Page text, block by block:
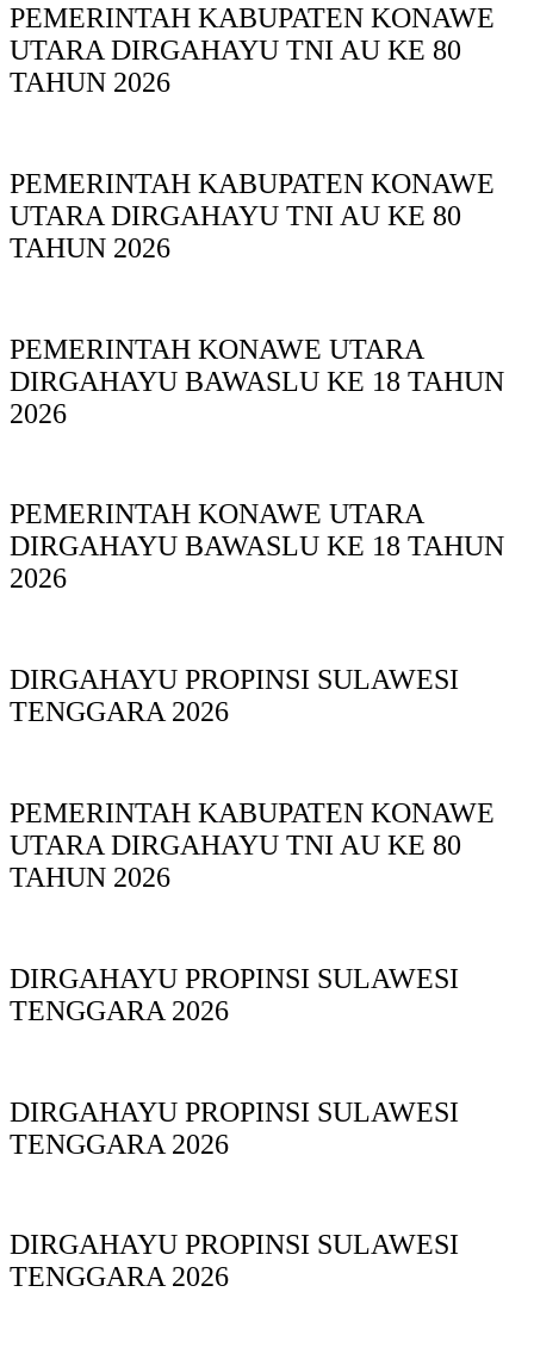
PEMERINTAH KABUPATEN KONAWE
UTARA DIRGAHAYU TNI AU KE 80
TAHUN 2026
PEMERINTAH KABUPATEN KONAWE
UTARA DIRGAHAYU TNI AU KE 80
TAHUN 2026
PEMERINTAH KONAWE UTARA
DIRGAHAYU BAWASLU KE 18 TAHUN
2026
PEMERINTAH KONAWE UTARA
DIRGAHAYU BAWASLU KE 18 TAHUN
2026
DIRGAHAYU PROPINSI SULAWESI
TENGGARA 2026
PEMERINTAH KABUPATEN KONAWE
UTARA DIRGAHAYU TNI AU KE 80
TAHUN 2026
DIRGAHAYU PROPINSI SULAWESI
TENGGARA 2026
DIRGAHAYU PROPINSI SULAWESI
TENGGARA 2026
DIRGAHAYU PROPINSI SULAWESI
TENGGARA 2026